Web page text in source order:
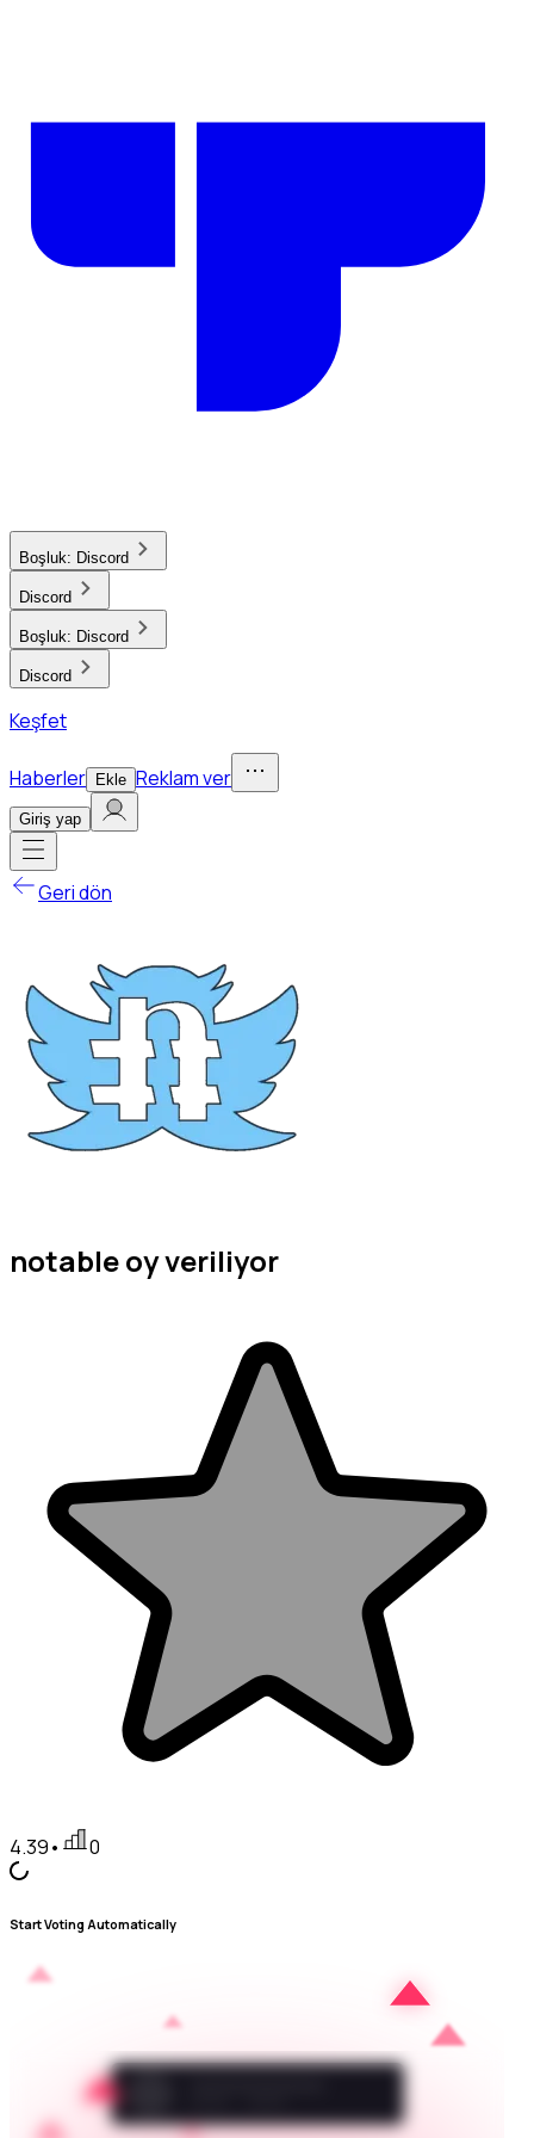
Boşluk: Discord
Discord
Boşluk: Discord
Discord
Keşfet
Haberler Ekle Reklam ver
Giriş yap
Geri dön
notable oy veriliyor
4.39• 0
Start Voting Automatically